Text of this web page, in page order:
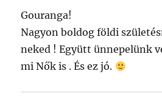
Gouranga!
Nagyon boldog földi
neked ! Együtt ünnepelünk
mi Nők is . És ez jó.